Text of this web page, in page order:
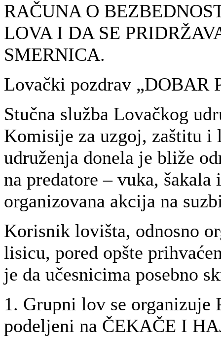
RAČUNA O
LOVA I DA SE
SMERNICA.
Lovački pozdrav „DOBAR
Stučna služba Lovačkog
Komisije za uzgoj, zaštitu
udruženja donela je bliže
na predatore – vuka,
organizovana akcija na
Korisnik lovišta, odnosno
lisicu, pored opšte
je da učesnicima posebno
1. Grupni lov se
podeljeni na ČEKAČE I